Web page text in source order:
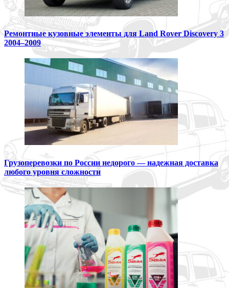
Ремонтные кузовные элементы для Land Rover Discovery 3
2004–2009
Грузоперевозки по России недорого — надежная доставка
любого уровня сложности